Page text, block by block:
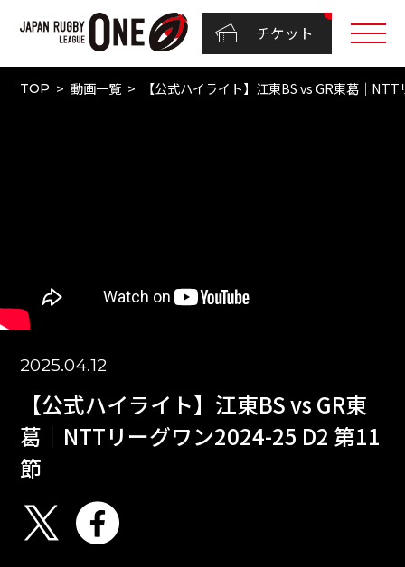
チケット
TOP 動画一覧 【公式ハイライト】江東BS vs GR東葛｜
2025.04.12
【公式ハイライト】江東BS vs GR東
葛｜NTTリーグワン2024-25 D2 第11
節